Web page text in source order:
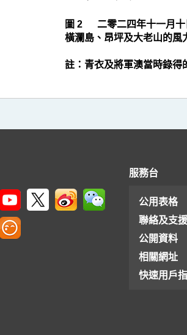
圖 2 二零二四年十一月十
橫瀾島、昂坪及大老山的風
註：青衣及將軍澳當時錄得
服務台
公用表格
聯絡及支援
公開資料
相關網址
快速用戶